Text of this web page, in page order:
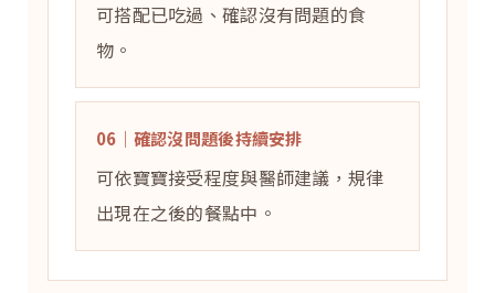
可搭配已吃過、確認沒有問題的食
物。
06｜確認沒問題後持續安排
可依寶寶接受程度與醫師建議，規律
出現在之後的餐點中。